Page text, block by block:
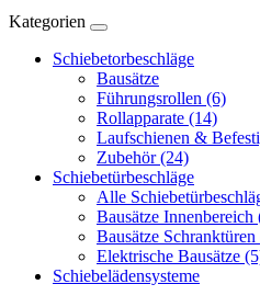
Kategorien
Schiebetorbeschläge
Bausätze
Führungsrollen (6)
Rollapparate (14)
Laufschienen &
Zubehör (24)
Schiebetürbeschläge
Alle
Bausätze Innenbereich
Bausätze Schranktüren
Elektrische Bausätze
Schiebelädensysteme